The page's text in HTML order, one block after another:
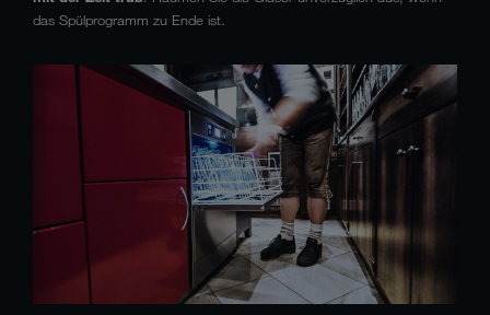
das Spülprogramm zu Ende ist.